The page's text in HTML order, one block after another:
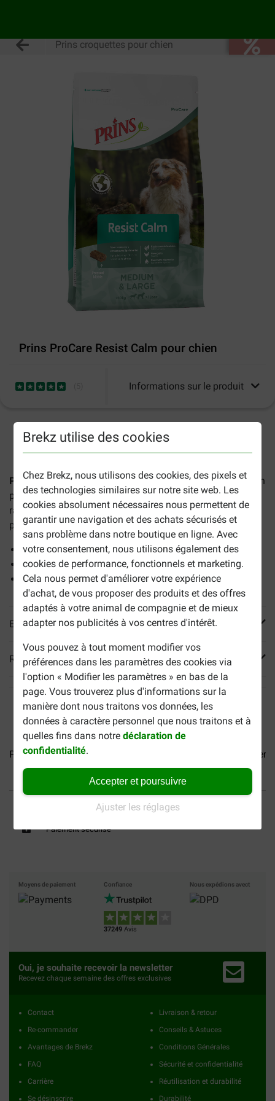
Brekz utilise des cookies
Chez Brekz, nous utilisons des cookies, des pixels et
des technologies similaires sur notre site web. Les
cookies absolument nécessaires nous permettent de
garantir une navigation et des achats sécurisés et
sans problème dans notre boutique en ligne. Avec
votre consentement, nous utilisons également des
cookies de performance, fonctionnels et marketing.
Cela nous permet d'améliorer votre expérience
d'achat, de vous proposer des produits et des offres
adaptés à votre animal de compagnie et de mieux
adapter nos publicités à vos centres d'intérêt.
Vous pouvez à tout moment modifier vos
préférences dans les paramètres des cookies via
l'option « Modifier les paramètres » en bas de la
page. Vous trouverez plus d'informations sur la
manière dont nous traitons vos données, les
données à caractère personnel que nous traitons et à
quelles fins dans notredéclaration de
confidentialité.
Accepter et poursuivre
Ajuster les réglages
Prins croquettes pour chien
Prins ProCare Resist Calm pour chien
Informations sur le produit
2-5 jours ouvrables estimés, sauf indication contraire.
Prins ProCare Resist Calm pour chienest une alimentation
pour les chiens malades ou convalescents de toutes les
races qui ont besoin de se renforcer et qui sont âgés de
plus de 12 mois. Ces croquette assurent notamment :
un renforcement du système immunitaire
un poil sain et brillant
une digestion optimale
En savoir plus
Reviews
Prins ProCare Croque Basic... Prins ProCare Croque Super...
40% moins cher
Frais de port offerts dès
69 €
Paiement sécurisé
Moyens de paiement Confiance
37249 Avis
Nous expédions avect
Oui, je souhaite recevoir la newsletter
Recevez chaque semaine des offres exclusives
Contact
Re-commander
Avantages de Brekz
FAQ
Carrière
Se désinscrire
Livraison & retour
Conseils & Astuces
Conditions Générales
Sécurité et confidentialité
Réutilisation et durabilité
Durabilité